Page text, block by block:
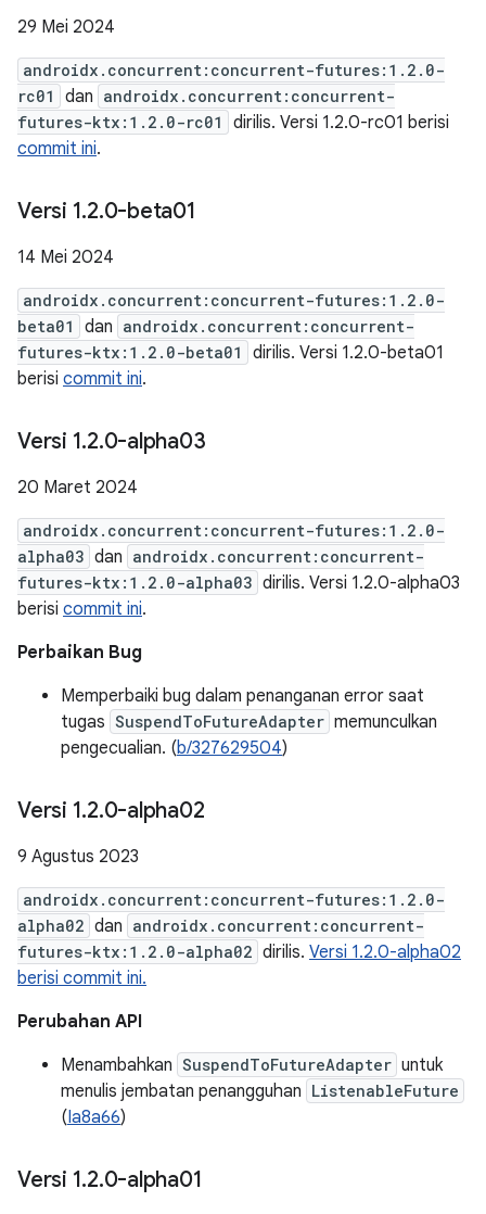
29 Mei 2024
androidx.concurrent:concurrent-futures:1.2.0-
rc01
dan androidx.concurrent:concurrent-
futures-ktx:1.2.0-rc01
dirilis. Versi 1.2.0-rc01 berisi
commit ini.
Versi 1.2.0-beta01
14 Mei 2024
androidx.concurrent:concurrent-futures:1.2.0-
beta01
dan androidx.concurrent:concurrent-
futures-ktx:1.2.0-beta01
dirilis. Versi 1.2.0-beta01
berisi commit ini.
Versi 1.2.0-alpha03
20 Maret 2024
androidx.concurrent:concurrent-futures:1.2.0-
alpha03 dan androidx.concurrent:concurrent-
futures-ktx:1.2.0-alpha03 dirilis. Versi 1.2.0-alpha03
berisi commit ini.
Perbaikan Bug
Memperbaiki bug dalam penanganan error saat
tugas SuspendToFutureAdapter memunculkan
pengecualian. (b/327629504)
Versi 1.2.0-alpha02
9 Agustus 2023
androidx.concurrent:concurrent-futures:1.2.0-
alpha02 dan androidx.concurrent:concurrent-
futures-ktx:1.2.0-alpha02 dirilis. Versi 1.2.0-alpha02
berisi commit ini.
Perubahan API
Menambahkan SuspendToFutureAdapter untuk
menulis jembatan penangguhan ListenableFuture
(Ia8a66)
Versi 1.2.0-alpha01